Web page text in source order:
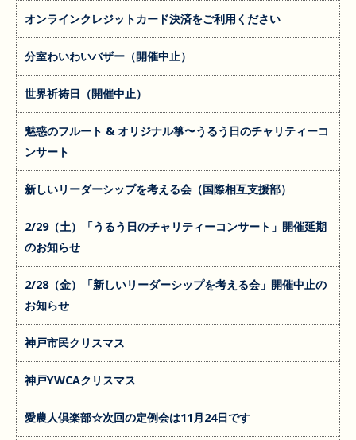
オンラインクレジットカード決済をご利用ください
分室わいわいバザー（開催中止）
世界祈祷日（開催中止）
魅惑のフルート & オリジナル箏〜うるう日のチャリティーコ
ンサート
新しいリーダーシップを考える会（国際相互支援部）
2/29（土）「うるう日のチャリティーコンサート」開催延期
のお知らせ
2/28（金）「新しいリーダーシップを考える会」開催中止の
お知らせ
神戸市民クリスマス
神戸YWCAクリスマス
愛農人倶楽部☆次回の定例会は11月24日です